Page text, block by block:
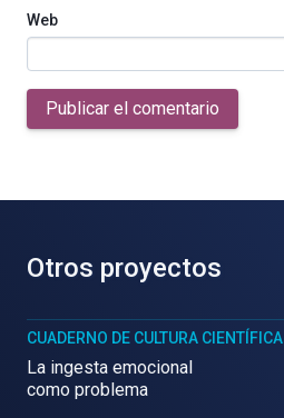
Web
Publicar el comentario
Otros proyectos
CUADERNO DE CULTURA CIENTÍFICA
La ingesta emocional
como problema